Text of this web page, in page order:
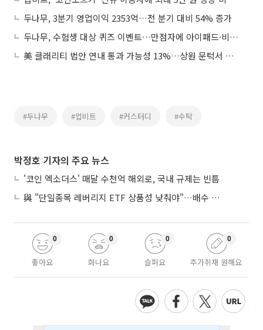
두나무, 3분기 영업이익 2353억…전 분기 대비 54% 증가
두나무, 수험생 대상 퀴즈 이벤트…만점자에 아이패드·비트코인 증정
美 클래리티 법안 연내 통과 가능성 13%…상원 문턱서 제동
#두나무 #업비트 #커스터디 #수탁
박정호 기자의 주요 뉴스
'코인 엑소더스' 매달 수천억 해외로, 국내 규제는 빈틈
與 "단일종목 레버리지 ETF 상품성 낮춰야"…배수 조정안도 거론
좋아요
0
화나요
0
슬퍼요
0
추가취재 원해요
0